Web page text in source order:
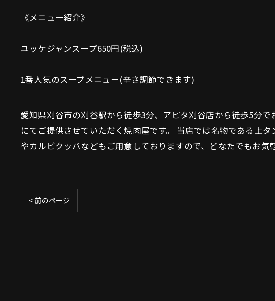
《メニュー紹介》
ユッケジャンスープ650円(税込)
1番人気のスープメニュー(辛さ調節できます)
愛知県刈谷市の刈谷駅から徒歩3分、アピタ刈谷店から徒歩5分
にてご提供させていただく焼肉屋です。 当店では名物である上
やカルビクッパなどもご用意しておりますので、どなたでもお気
< 前のページ